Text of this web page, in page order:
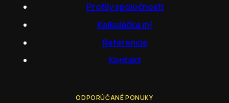
Profily spoločností
Kalkulačka m²
Referencie
Kontakt
ODPORÚČANÉ PONUKY